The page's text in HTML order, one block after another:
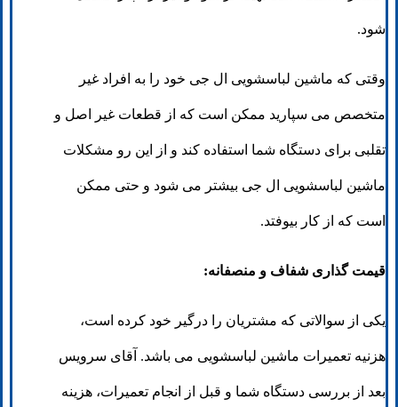
شود.
وقتی که ماشین لباسشویی ال جی خود را به افراد غیر
متخصص می سپارید ممکن است که از قطعات غیر اصل و
تقلبی برای دستگاه شما استفاده کند و از این رو مشکلات
ماشین لباسشویی ال جی بیشتر می شود و حتی ممکن
است که از کار بیوفتد.
قیمت‌ گذاری شفاف و منصفانه:
یکی از سوالاتی که مشتریان را درگیر خود کرده است،
هزنیه تعمیرات ماشین لباسشویی می باشد. آقای سرویس
بعد از بررسی دستگاه شما و قبل از انجام تعمیرات، هزینه